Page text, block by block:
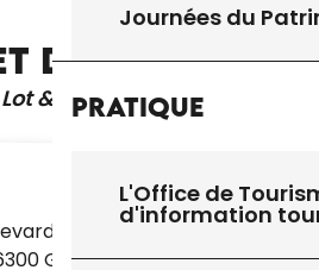
Journées du
Pratique
L'Office de
d'information
DÉCOUVREZ
& Dordogne
ET ARTISANS D’ART
des Martyrs
Gourdon